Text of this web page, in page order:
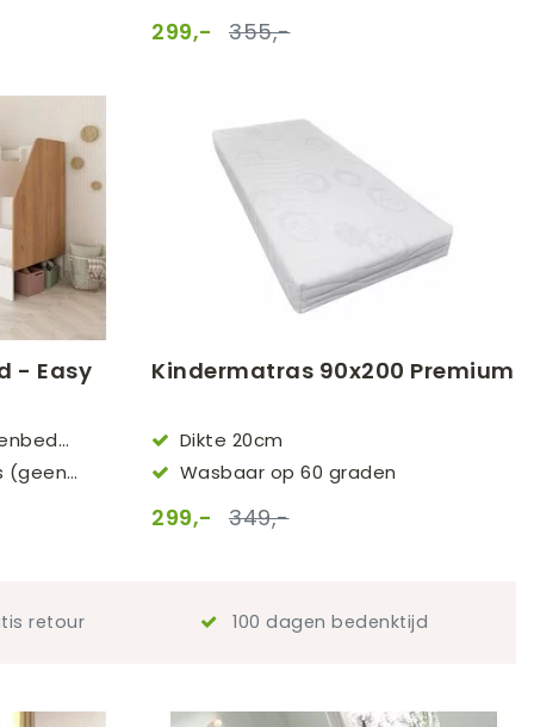
299,- 355,-
- Easy
(geen
Kindermatras 90x200 Premium
Dikte 20cm
Wasbaar op 60 graden
299,- 349,-
retour 100 dagen bedenktijd